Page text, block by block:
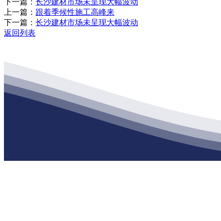
上一篇： 跟着季候性施工高峰来
下一篇： 长沙建材市场未呈现大幅波动
返回列表